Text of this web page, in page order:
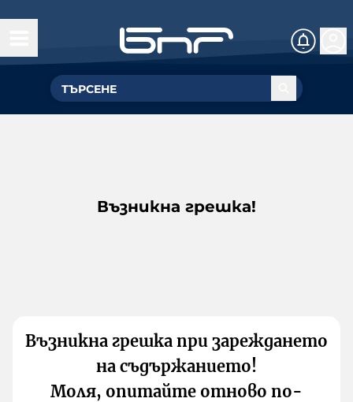
Възникна грешка!
Възникна грешка при зареждането
на съдържанието!
Моля, опитайте отново по-